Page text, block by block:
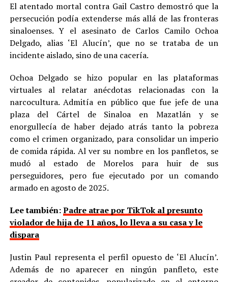
El atentado mortal contra Gail Castro demostró que la
persecución podía extenderse más allá de las fronteras
sinaloenses. Y el asesinato de Carlos Camilo Ochoa
Delgado, alias ‘El Alucín’, que no se trataba de un
incidente aislado, sino de una cacería.
Ochoa Delgado se hizo popular en las plataformas
virtuales al relatar anécdotas relacionadas con la
narcocultura. Admitía en público que fue jefe de una
plaza del Cártel de Sinaloa en Mazatlán y se
enorgullecía de haber dejado atrás tanto la pobreza
como el crimen organizado, para consolidar un imperio
de comida rápida. Al ver su nombre en los panfletos, se
mudó al estado de Morelos para huir de sus
perseguidores, pero fue ejecutado por un comando
armado en agosto de 2025.
Lee también:Padre atrae por TikTok al presunto
violador de hija de 11 años, lo lleva a su casa y le
dispara
Justin Paul representa el perfil opuesto de ‘El Alucín’.
Además de no aparecer en ningún panfleto, este